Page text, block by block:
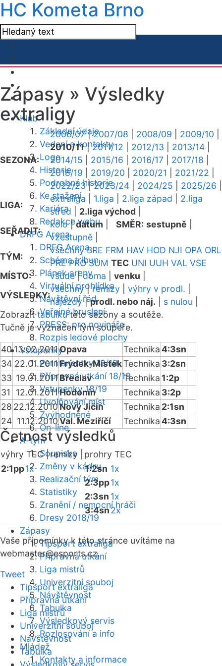
HC Kometa Brno
Klub
Základní údaje
Vedení a kontakty
Logo
Historie
Podrobná historie
Ke stažení
Kariéra
Redakce webu
DRFG Arena
DRFG Arena
Schéma tribun
Plánek areny
Virtuální prohlídka
Návštěvní řád
Veřejné bruslení
PRESS: pro novináře
Rozpis ledové plochy
Vstupenky
Permanentky 18/19
Přípravná utkání 18/19
Vstupenky 18/19
Uvolňování míst
Zvýhodněné
On-line
A-tým
Soupiska
Změny v kádru
Realizační tým
Statistiky
Zranění / nemocní hráči
Dresy 2018/19
Zápasy
Tipsport extraliga
Přípravná utkání
Liga mistrů
Univerzitní souboj
Návštěvnost
Tabulka
Výsledkový servis
Rozlosování a info
Mládež
Kontakty a informace
Zápasy » Výsledky
extraligy
SEZONA:
2006/07|2007/08 2008/09 2009/10
2010/11|2011/12 2012/13 2013/14
2014/15
2015/16 2016/17 2017/18
2018/19
2019/20 2020/21 2021/22
2022/23|2023/24 2024/25 2025/26
LIGA:
extraliga 1.liga 2.liga západ
2.liga
střed
2.liga východ
SEŘADIT:
kolo|datum SMĚR: sestupně
vzestupně
TÝM:
všechny BRE FRM HAV HOD NJI OPA ORL
PRE PRO SUM TEC UNI UUH VAL VSE
MÍSTO:
všude|doma venku
VÝSLEDKY:
všechny|remízy výhry v prodl.
nájezdy|prodl. nebo náj. s nulou
Zobrazittabulkutéto sezóny a soutěže.
Tučně je vyznačen tým soupeře.
40 13.02.2011Opava Technika4:3sn
34 22.01.2011Frýdek-MístekTechnika 3:2sn
33 19.01.2011Břeclav Technika 1:2p
31
12.01.2011 Hodonín Technika 3:2p
28 22.12.2010Nový Jičín Technika 2:1sn
24 11.12.2010Val. Meziříčí Technika4:3sn
Četnost výsledků
výhry TEC |remízy |
prohry TEC
2:1pp1x 1:2sn 1x
2:3pp1x
2:3sn 1x
3:4sn2x
Vaše připomínky k této stránce uvítáme na
webmaster@esports.cz.
Tweet
Tipsport extraliga
Přípravná utkání
Liga mistrů
Univerzitní souboj
Návštěvnost
Tabulka